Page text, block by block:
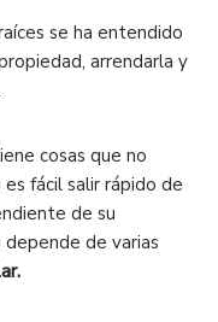
se ha entendido
arrendarla y
cosas que no
fácil salir rápido de
de su
de varias